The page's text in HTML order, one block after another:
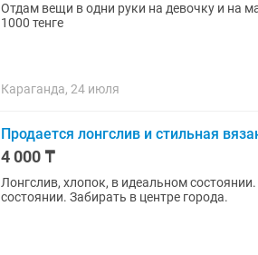
Отдам вещи в одни руки на девочку и на
1000 тенге
Караганда, 24 июля
Продается лонгслив и стильная
4 000 ₸
Лонгслив, хлопок, в идеальном
состоянии. Забирать в центре города.